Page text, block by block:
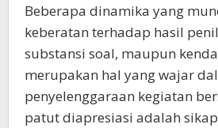
Beberapa dinamika yang
keberatan terhadap hasil
substansi soal, maupun
merupakan hal yang wajar
penyelenggaraan kegiatan
patut diapresiasi adalah